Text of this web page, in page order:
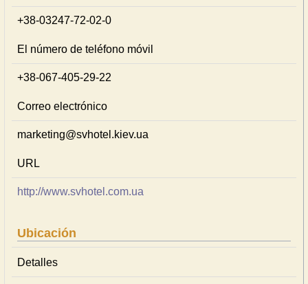
+38-03247-72-02-0
El número de teléfono móvil
+38-067-405-29-22
Correo electrónico
marketing@svhotel.kiev.ua
URL
http://www.svhotel.com.ua
Ubicación
Detalles